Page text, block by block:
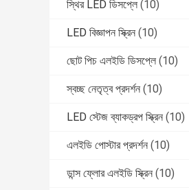
স্থির LED ডিসপ্লে (10)
LED বিজ্ঞাপন স্ক্রিন (10)
ছোট পিচ এলইডি ডিসপ্লে (10)
স্বচ্ছ নেতৃত্ব প্রদর্শন (10)
LED স্টেজ ব্যাকড্রপ স্ক্রিন (10)
এলইডি পোস্টার প্রদর্শন (10)
ডান্স ফ্লোর এলইডি স্ক্রিন (10)